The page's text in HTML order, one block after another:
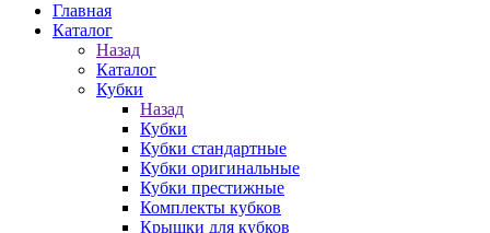
Главная
Каталог
Назад
Каталог
Кубки
Назад
Кубки
Кубки стандартные
Кубки оригинальные
Кубки престижные
Комплекты кубков
Крышки для кубков